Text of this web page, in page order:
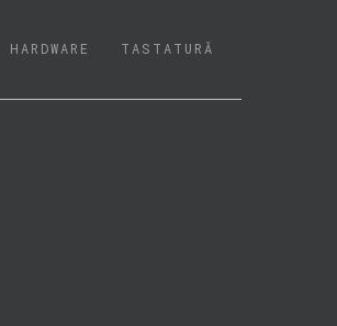
HARDWARE TASTATURĂ